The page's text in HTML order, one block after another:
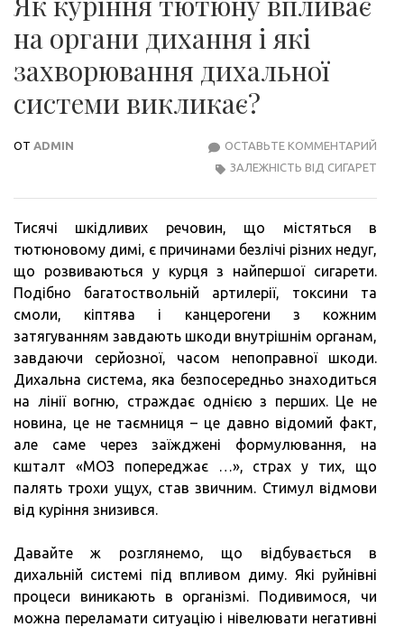
на органи дихання і які
захворювання дихальної
системи викликає?
ОТ ADMIN ОСТАВЬТЕ КОММЕНТАРИЙ
ЗАЛЕЖНІСТЬ ВІД СИГАРЕТ
Тисячі шкідливих речовин, що містяться в
тютюновому димі, є причинами безлічі різних недуг,
що розвиваються у курця з найпершої сигарети.
Подібно багатоствольній артилерії, токсини та
смоли, кіптява і канцерогени з кожним
затягуванням завдають шкоди внутрішнім органам,
завдаючи серйозної, часом непоправної шкоди.
Дихальна система, яка безпосередньо знаходиться
на лінії вогню, страждає однією з перших. Це не
новина, це не таємниця – це давно відомий факт,
але саме через заїжджені формулювання, на
кшталт «МОЗ попереджає …», страх у тих, що
палять трохи ущух, став звичним. Стимул відмови
від куріння знизився.
Давайте ж розглянемо, що відбувається в
дихальній системі під впливом диму. Які руйнівні
процеси виникають в організмі. Подивимося, чи
можна переламати ситуацію і нівелювати негативні